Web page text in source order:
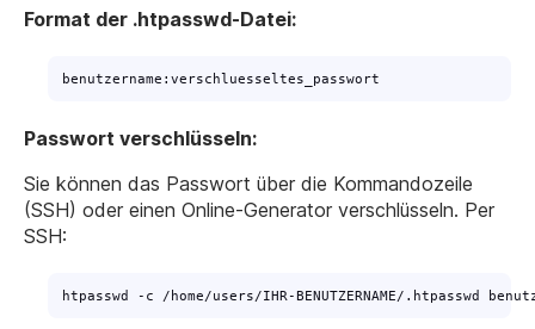
Format der .htpasswd-Datei:
benutzername:verschluesseltes_passwort
Passwort verschlüsseln:
Sie können das Passwort über die Kommandozeile
(SSH) oder einen Online-Generator verschlüsseln. Per
SSH:
htpasswd -c /home/users/IHR-BENUTZERNAME/.htpasswd